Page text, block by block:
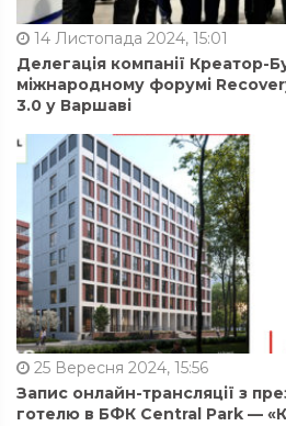
14 Листопада 2024, 15:01
Делегація компанії Креатор-
міжнародному форумі
3.0 у Варшаві
25 Вересня 2024, 15:56
Запис онлайн-трансляції з
готелю в БФК Central Park —